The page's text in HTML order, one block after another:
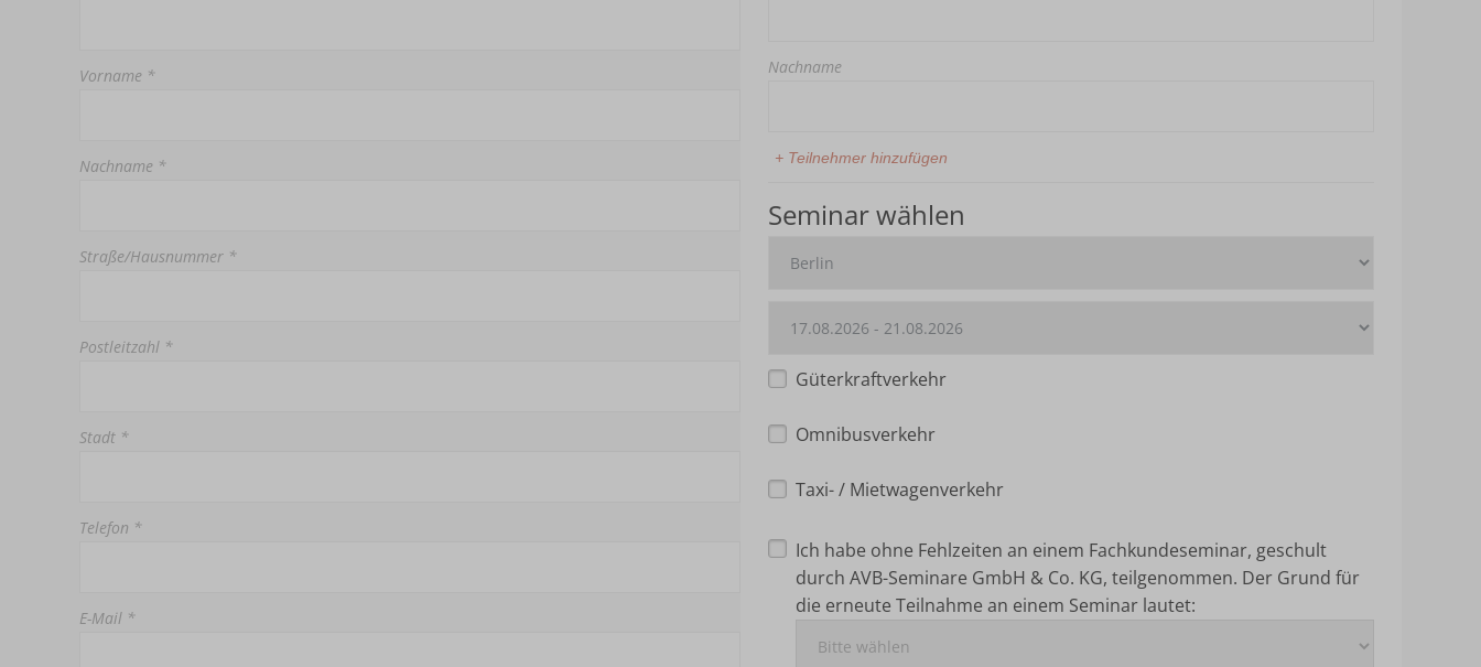
Vorname *
Nachname *
Straße/Hausnummer *
Postleitzahl *
Stadt *
Telefon *
E-Mail *
Nachname
+ Teilnehmer hinzufügen
Seminar wählen
Güterkraftverkehr
Omnibusverkehr
Taxi- / Mietwagenverkehr
Ich habe ohne Fehlzeiten an einem Fachkundeseminar, geschult
durch AVB-Seminare GmbH & Co. KG, teilgenommen. Der Grund für
die erneute Teilnahme an einem Seminar lautet: